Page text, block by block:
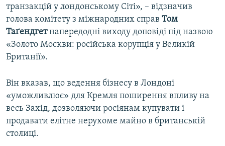
транзакцій у лондонському Сіті», – відзначив
голова комітету з міжнародних справ Том
Таґендгетнапередодні виходу доповіді під назвою
«Золото Москви: російська корупція у Великій
Британії».
Він вказав, що ведення бізнесу в Лондоні
«уможливлює» для Кремля поширення впливу на
весь Захід, дозволяючи росіянам купувати і
продавати елітне нерухоме майно в британській
столиці.